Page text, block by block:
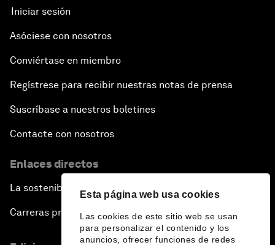
Esta página web usa cookies
Las cookies de este sitio web se usan
para personalizar el contenido y los
anuncios, ofrecer funciones de redes
Iniciar sesión
Asóciese con nosotros
Conviértase en miembro
Regístrese para recibir nuestras notas de prensa
Suscríbase a nuestros boletines
Contacte con nosotros
Enlaces directos
La sostenibilidad en el Foro
Carreras profesionales